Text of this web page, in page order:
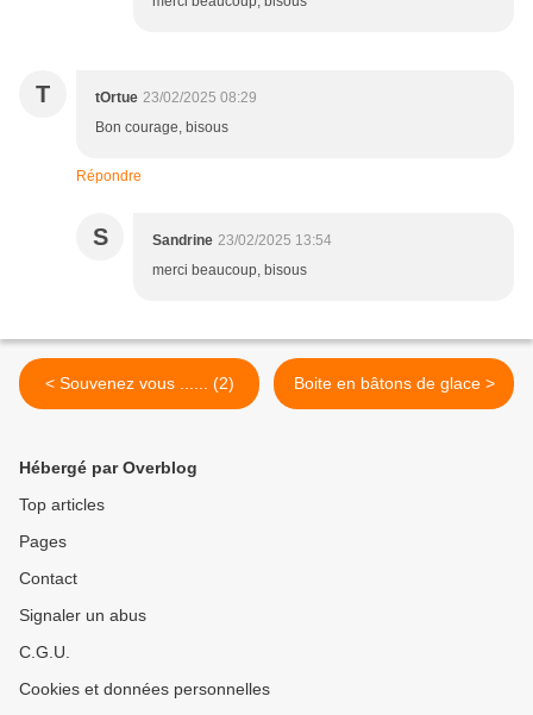
T tOrtue 23/02/2025 08:29
Bon courage, bisous
Répondre
S Sandrine 23/02/2025 13:54
merci beaucoup, bisous
< Souvenez vous ...... (2) Boite en bâtons de glace >
Hébergé par Overblog
Top articles
Pages
Contact
Signaler un abus
C.G.U.
Cookies et données personnelles